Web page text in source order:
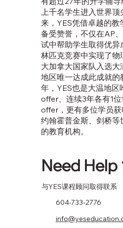
上千名学生进入世界顶
来，YES凭借卓越的教
备受赞誉，不仅在AP
试中帮助学生取得优异
林匹克竞赛中实现了物
大加拿大国家队入选
地区唯一达成此成就的
年，YES也是大温地
offer、连续3年各有1
offer，更有多位学员获
约翰霍普金斯、剑桥
的教育机构。
Need Help
​与YES课程顾问取得联系
604-733-2776